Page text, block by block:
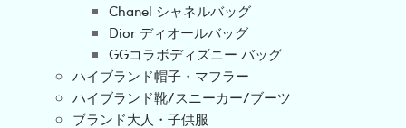
Chanel シャネルバッグ
Dior ディオールバッグ
GGコラボディズニー バッグ
ハイブランド帽子・マフラー
ハイブランド靴/スニーカー/ブーツ
ブランド大人・子供服